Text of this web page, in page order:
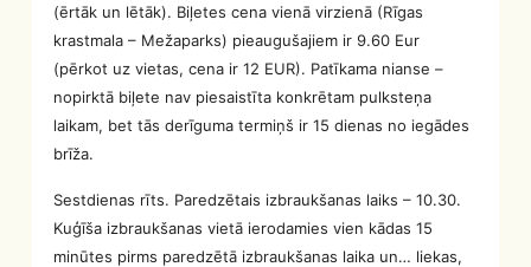
(ērtāk un lētāk). Biļetes cena vienā virzienā (Rīgas
krastmala – Mežaparks) pieaugušajiem ir 9.60 Eur
(pērkot uz vietas, cena ir 12 EUR). Patīkama nianse –
nopirktā biļete nav piesaistīta konkrētam pulksteņa
laikam, bet tās derīguma termiņš ir 15 dienas no iegādes
brīža.
Sestdienas rīts. Paredzētais izbraukšanas laiks – 10.30.
Kuģīša izbraukšanas vietā ierodamies vien kādas 15
minūtes pirms paredzētā izbraukšanas laika un… liekas,